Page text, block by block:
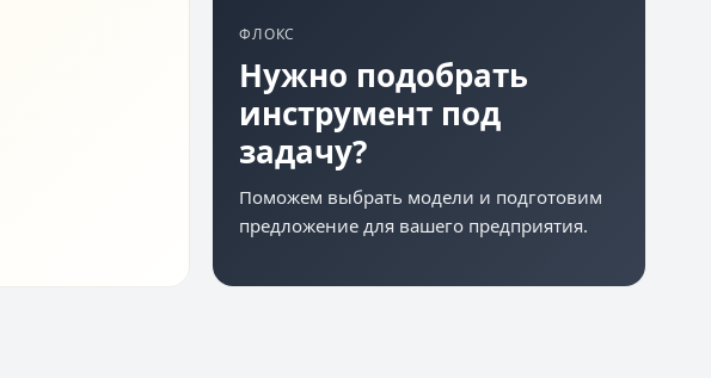
ФЛОКС
Нужно подобрать
инструмент под
задачу?
Поможем выбрать модели и подготовим
предложение для вашего предприятия.